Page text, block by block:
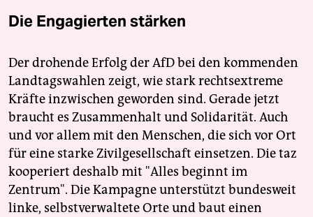
Die Engagierten stärken
Der drohende Erfolg der AfD bei den kommenden
Landtagswahlen zeigt, wie stark rechtsextreme
Kräfte inzwischen geworden sind. Gerade jetzt
braucht es Zusammenhalt und Solidarität. Auch
und vor allem mit den Menschen, die sich vor Ort
für eine starke Zivilgesellschaft einsetzen. Die taz
kooperiert deshalb mit "Alles beginnt im
Zentrum". Die Kampagne unterstützt bundesweit
linke, selbstverwaltete Orte und baut einen